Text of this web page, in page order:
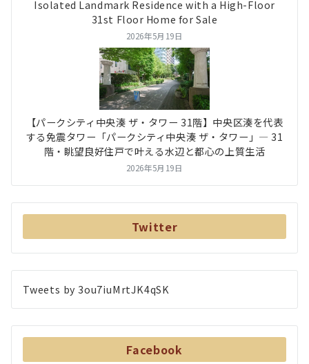
Isolated Landmark Residence with a High-Floor
31st Floor Home for Sale
2026年5月19日
【パークシティ中央湊 ザ・タワー 31階】中央区湊を代表
する免震タワー「パークシティ中央湊 ザ・タワー」― 31
階・眺望良好住戸で叶える水辺と都心の上質生活
2026年5月19日
Twitter
Tweets by 3ou7iuMrtJK4qSK
Facebook